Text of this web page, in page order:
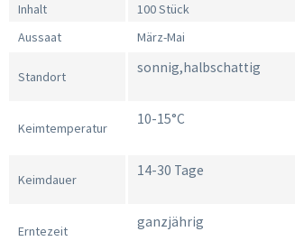
Inhalt
100 Stück
Aussaat
März-Mai
Standort
sonnig,halbschattig
Keimtemperatur
10-15°C
Keimdauer
14-30 Tage
Erntezeit
ganzjährig